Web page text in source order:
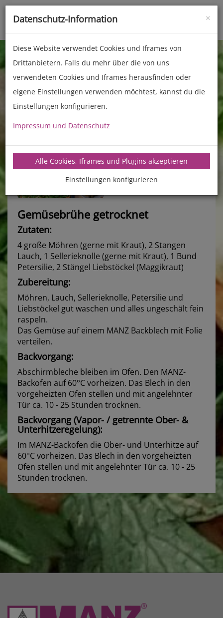
Toggle
Gemüsebrühe getrocknet
Zutaten:
4 große Möhren (gerne mit Kraut), 2 Stangen
Lauch, 1 Sellerieknolle (gerne mit Kraut), 1 Bund
Petersilie, 2 Stängel Liebstöckel (Maggikraut)
Zubereitung:
Möhren, Lauch, Sellerieknolle, Petersilie und
Liebstöckel gut waschen und alles ungeschält fein
raspeln.
Das Gemüse auf einem MANZ Backblech mit Folie
verteilen.
Backvorgang:
Abschirmbleche bleiben im Ofen. Den MANZ-
Backofen auf 60°C vorheizen. Das Blech in den
vorgeheizten Ofen stellen und mit angelehnter
Tür ca. 10 - 25 Stunden trocknen.
Backvorgang (Vapor- / getrennte Ober- &
Unterhitzeregelung):
Im MANZ-Backofen die Ober- und Unterhitze auf
60°C vorheizen. Das Blech in den vorgeheizten
Ofen stellen und mit angelehnter Tür ca. 10 - 25
Stunden trocknen.
×
Datenschutz-Information
Diese Website verwendet Cookies und Iframes von
Drittanbietern. Falls du mehr über die von uns
verwendeten Cookies und Iframes herausfinden oder
eigene Einstellungen verwenden möchtest, kannst du die
Einstellungen konfigurieren.
Impressum und Datenschutz
Alle Cookies, Iframes und Plugins akzeptieren
Einstellungen konfigurieren